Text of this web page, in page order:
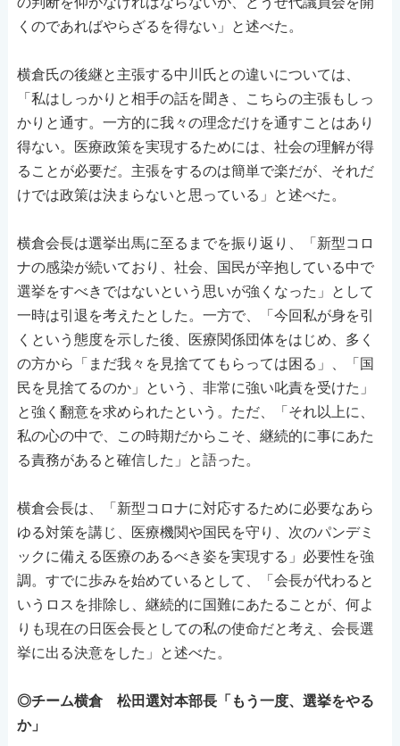
くのであればやらざるを得ない」と述べた。
横倉氏の後継と主張する中川氏との違いについては、
「私はしっかりと相手の話を聞き、こちらの主張もしっ
かりと通す。一方的に我々の理念だけを通すことはあり
得ない。医療政策を実現するためには、社会の理解が得
ることが必要だ。主張をするのは簡単で楽だが、それだ
けでは政策は決まらないと思っている」と述べた。
横倉会長は選挙出馬に至るまでを振り返り、「新型コロ
ナの感染が続いており、社会、国民が辛抱している中で
選挙をすべきではないという思いが強くなった」として
一時は引退を考えたとした。一方で、「今回私が身を引
くという態度を示した後、医療関係団体をはじめ、多く
の方から「まだ我々を見捨ててもらっては困る」、「国
民を見捨てるのか」という、非常に強い叱責を受けた」
と強く翻意を求められたという。ただ、「それ以上に、
私の心の中で、この時期だからこそ、継続的に事にあた
る責務があると確信した」と語った。
横倉会長は、「新型コロナに対応するために必要なあら
ゆる対策を講じ、医療機関や国民を守り、次のパンデミ
ックに備える医療のあるべき姿を実現する」必要性を強
調。すでに歩みを始めているとして、「会長が代わると
いうロスを排除し、継続的に国難にあたることが、何よ
りも現在の日医会長としての私の使命だと考え、会長選
挙に出る決意をした」と述べた。
◎チーム横倉 松田選対本部長「もう一度、選挙をやる
か」